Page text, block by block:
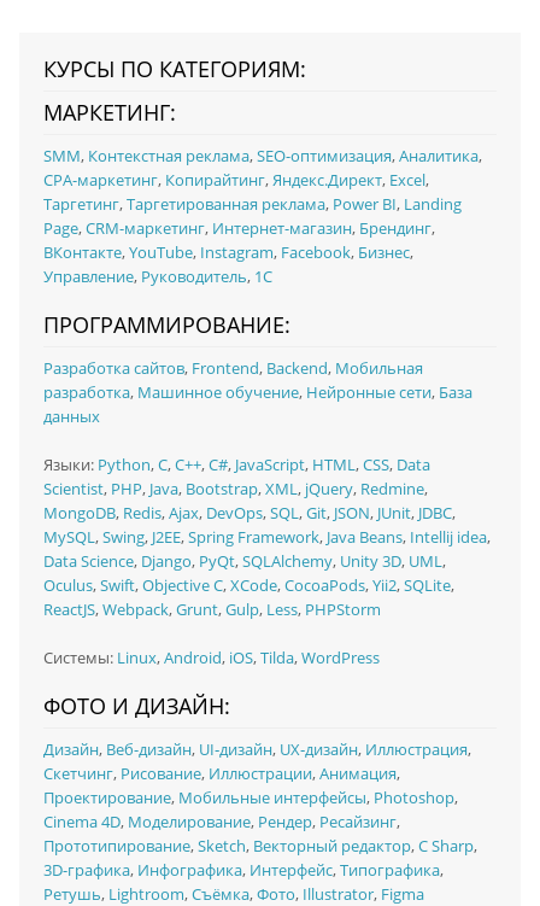
КУРСЫ ПО КАТЕГОРИЯМ:
МАРКЕТИНГ:
SMM, Контекстная реклама,SEO-оптимизация,Аналитика,
CPA-маркетинг, Копирайтинг,Яндекс.Директ, Excel,
Таргетинг,Таргетированная реклама, Power BI, Landing
Page,CRM-маркетинг, Интернет-магазин, Брендинг,
ВКонтакте,YouTube, Instagram, Facebook, Бизнес,
Управление, Руководитель, 1C
ПРОГРАММИРОВАНИЕ:
Разработка сайтов, Frontend, Backend, Мобильная
разработка, Машинное обучение, Нейронные сети, База
данных
Языки: Python,C,C++,C#, JavaScript, HTML,CSS, Data
Scientist, PHP, Java, Bootstrap,XML, jQuery, Redmine,
MongoDB, Redis,Ajax, DevOps,SQL,Git, JSON, JUnit, JDBC,
MySQL,Swing, J2EE,Spring Framework, Java Beans, Intellij idea,
Data Science, Django, PyQt,SQLAlchemy, Unity 3D, UML,
Oculus,Swift,Objective C,XCode,CocoaPods,Yii2,SQLite,
ReactJS,Webpack,Grunt,Gulp, Less, PHPStorm
Системы: Linux,Android, iOS,Tilda,WordPress
ФОТО И ДИЗАЙН:
Дизайн, Веб-дизайн, UI‑дизайн, UX‑дизайн, Иллюстрация,
Скетчинг, Рисование, Иллюстрации,Анимация,
Проектирование, Мобильные интерфейсы, Photoshop,
Cinema 4D, Моделирование, Рендер, Ресайзинг,
Прототипирование,Sketch, Векторный редактор,C Sharp,
3D-графика, Инфографика, Интерфейс,Типографика,
Ретушь, Lightroom,Съёмка,Фото, Illustrator, Figma